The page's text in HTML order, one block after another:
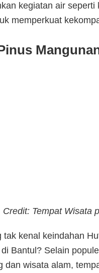
kegiatan air seperti
memperkuat
Credit: Tempat Wisata
tak kenal keindahan
Bantul? Selain
dan wisata alam,